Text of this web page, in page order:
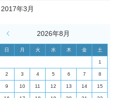
2017年3月
2026年8月
日 月 火 水 木 金 土
1
2 3 4 5 6 7 8
9 10 11 12 13 14 15